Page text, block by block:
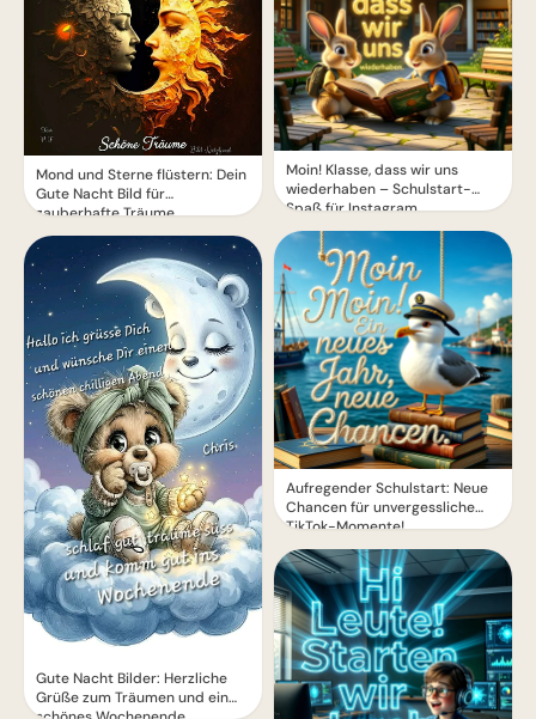
Mond und Sterne flüstern: Dein
Gute Nacht Bild für
zauberhafte Träume
Gute Nacht Bilder: Herzliche
Grüße zum Träumen und ein
Moin! Klasse, dass wir uns
wiederhaben – Schulstart-
Spaß für Instagram
Aufregender Schulstart: Neue
Chancen für unvergessliche
TikTok-Momente!